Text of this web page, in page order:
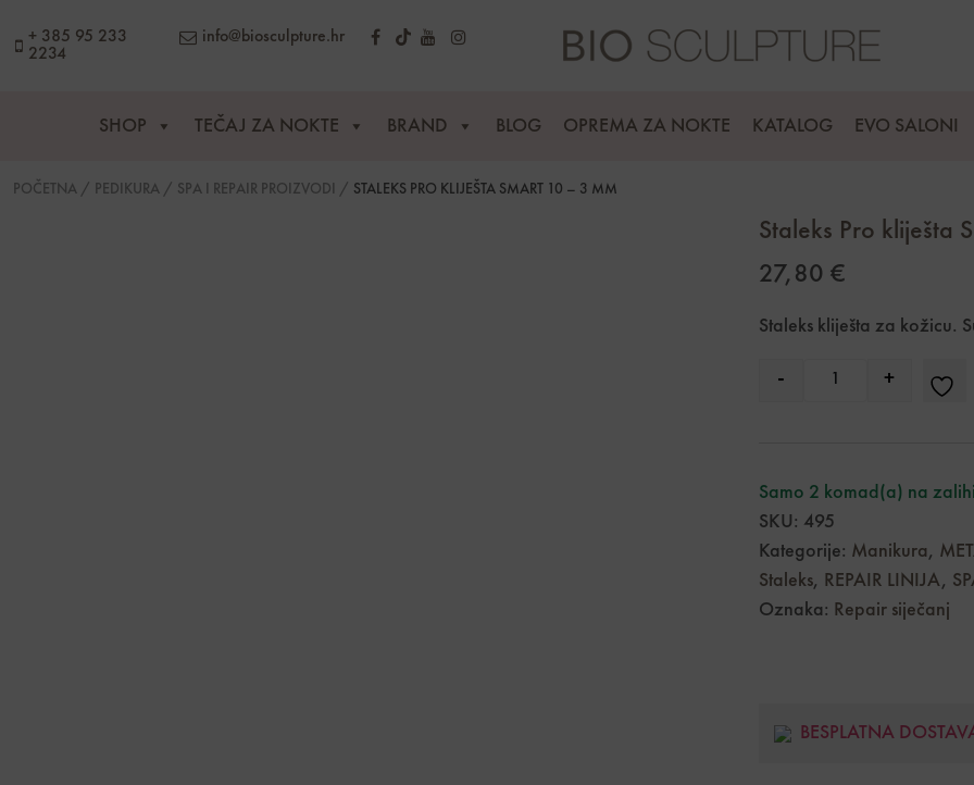
+ 385 95 233
2234
info@biosculpture.hr
SHOP TEČAJ ZA NOKTE BRAND BLOG OPREMA ZA NOKTE KATALOG EVO SALONI
POČETNA / PEDIKURA / SPA I REPAIR PROIZVODI / STALEKS PRO KLIJEŠTA SMART 10 – 3 MM
Staleks Pro kliješta
27,80€
Staleks kliješta za kožicu.
- +
Samo 2 komad(a) na
SKU: 495
Kategorije: Manikura,
Staleks, REPAIR LINIJA,
Oznaka: Repair siječanj
BESPLATNA